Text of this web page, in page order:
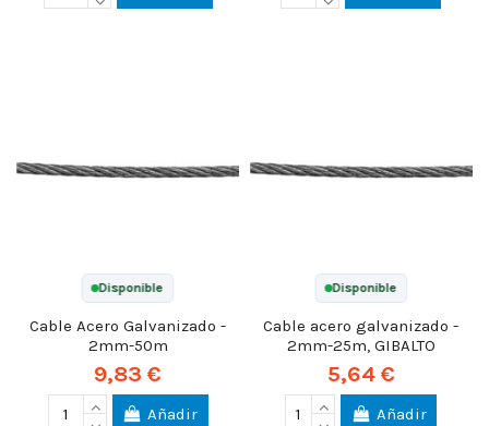
Disponible
Cable Acero Galvanizado -
2mm-50m
9,83 €
Añadir
Disponible
Cable acero galvanizado -
2mm-25m, GIBALTO
5,64 €
Añadir